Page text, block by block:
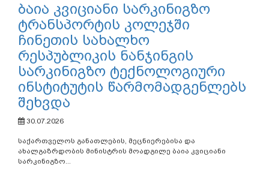
ბაია კვიციანი სარკინიგზო
ტრანსპორტის კოლეჯში
ჩინეთის სახალხო
რესპუბლიკის ნანჯინგის
სარკინიგზო ტექნოლოგიური
ინსტიტუტის წარმომადგენლებს
შეხვდა
30.07.2026
საქართველოს განათლების, მეცნიერებისა და
ახალგაზრდობის მინისტრის მოადგილე ბაია კვიციანი
სარკინიგზო...